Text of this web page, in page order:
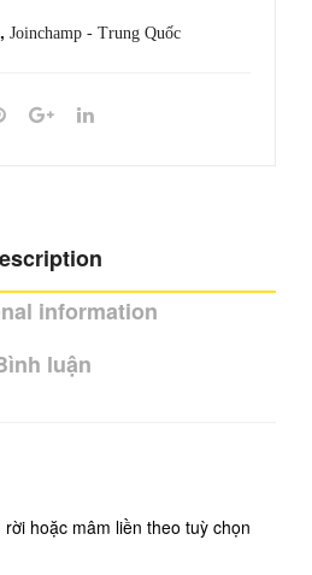
, Joinchamp - Trung Quốc
information
luận
hoặc mâm liền theo tuỳ chọn